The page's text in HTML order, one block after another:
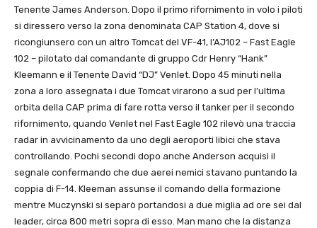
Tenente James Anderson. Dopo il primo rifornimento in volo i piloti
si diressero verso la zona denominata CAP Station 4, dove si
ricongiunsero con un altro Tomcat del VF-41, l’AJ102 – Fast Eagle
102 – pilotato dal comandante di gruppo Cdr Henry “Hank”
Kleemann e il Tenente David “DJ” Venlet. Dopo 45 minuti nella
zona a loro assegnata i due Tomcat virarono a sud per l’ultima
orbita della CAP prima di fare rotta verso il tanker per il secondo
rifornimento, quando Venlet nel Fast Eagle 102 rilevò una traccia
radar in avvicinamento da uno degli aeroporti libici che stava
controllando. Pochi secondi dopo anche Anderson acquisì il
segnale confermando che due aerei nemici stavano puntando la
coppia di F-14. Kleeman assunse il comando della formazione
mentre Muczynski si separò portandosi a due miglia ad ore sei dal
leader, circa 800 metri sopra di esso. Man mano che la distanza